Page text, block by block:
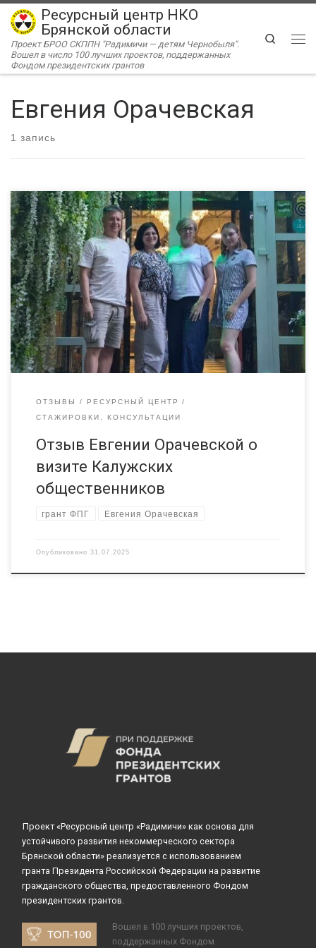
Перейти к содержимому
Ресурсный центр НКО
Брянской области
Проект БРОО СКППН "Радимичи — детям Чернобыля".
Вошел в число 100 лучших проектов, поддержанных
Фондом президентских грантов
Search
Евгения Орачевская
1 запись
Дефектолог (олигофренопедагог), логопед, учредитель и
руководитель центра «Гармония» (г. Брянск) Евгения
Орачевская принимала делегацию калужских общественников
в рамках взаимных стажировок в проекте «Ресурсный центр
«Радимичи» — системное сотрудничество для устойчивого
развития институтов гражданского общества» при поддержке
Фонда президентских грантов. Далее от первого лица:
Поставила себе задачу измерить социальную и […]
ОТЗЫВЫ
РЕСУРСНЫЙ ЦЕНТР
СТАЖИРОВКИ, КОНСУЛЬТАЦИИ
Отзыв Евгении Орачевской о
визите Калужских
общественников
грант ФПГ Евгения Орачевская
Опубликовано 31.07.2025
Проект «Ресурсный центр «Радимичи» как основа для
устойчивого развития некоммерческого сектора
Брянской области» реализуется с использованием
гранта Президента Российской Федерации на развитие
гражданского общества, предоставленного Фондом
президентских грантов.
Вошел в 100 лучших проектов,
поддержанных Фондом